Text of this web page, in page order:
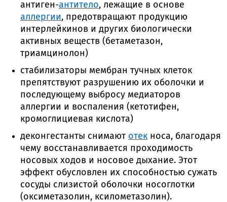
антиген-антитело, лежащие в основе
аллергии, предотвращают продукцию
интерлейкинов и других биологически
активных веществ (бетаметазон,
триамцинолон)
стабилизаторы мембран тучных клеток
препятствуют разрушению их оболочки и
последующему выбросу медиаторов
аллергии и воспаления (кетотифен,
кромоглициевая кислота)
деконгестанты снимают отек носа, благодаря
чему восстанавливается проходимость
носовых ходов и носовое дыхание. Этот
эффект обусловлен их способностью сужать
сосуды слизистой оболочки носоглотки
(оксиметазолин, ксилометазолин).